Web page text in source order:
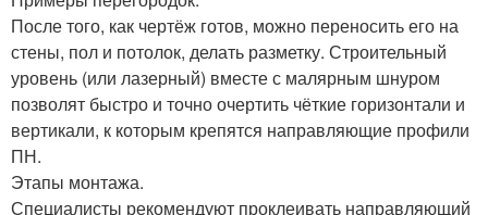
После того, как чертёж готов, можно переносить его на
стены, пол и потолок, делать разметку. Строительный
уровень (или лазерный) вместе с малярным шнуром
позволят быстро и точно очертить чёткие горизонтали и
вертикали, к которым крепятся направляющие профили
ПН.
Этапы монтажа.
Специалисты рекомендуют проклеивать направляющий